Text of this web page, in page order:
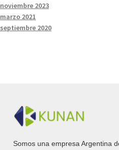
noviembre 2023
marzo 2021
septiembre 2020
Somos una empresa Argentina